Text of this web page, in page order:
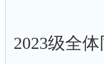
2023级全